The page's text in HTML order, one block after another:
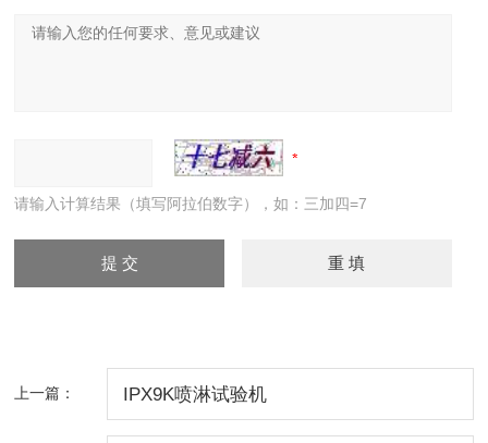
请输入计算结果（填写阿拉伯数字），如：三加四=7
上一篇： IPX9K喷淋试验机